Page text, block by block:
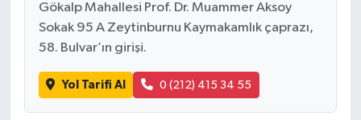
Gökalp Mahallesi Prof. Dr. Muammer Aksoy
Sokak 95 A Zeytinburnu Kaymakamlık çaprazı,
58. Bulvar’ın girişi.
Yol Tarifi Al 0 (212) 415 34 55